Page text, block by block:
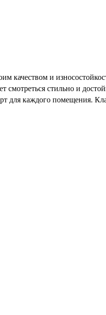
качеством и
стильно и
для каждого помещения.